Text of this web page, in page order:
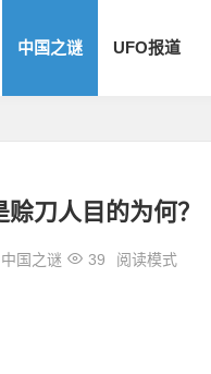
中国之谜 UFO报道
刀人目的为何？
中国之谜 39 阅读模式